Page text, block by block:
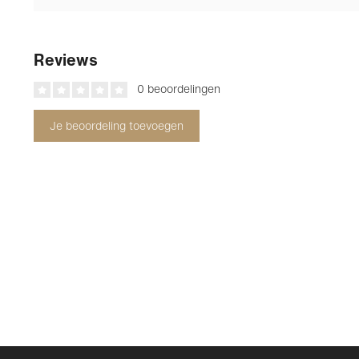
Reviews
0 beoordelingen
Je beoordeling toevoegen